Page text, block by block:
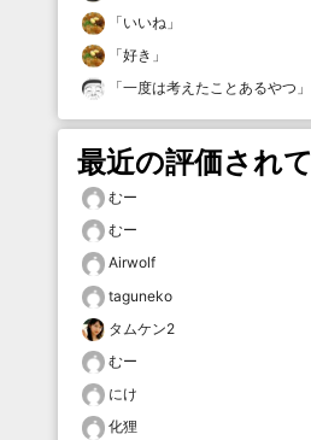
「いいね 」
「好き 」
「一度は考えたことあるやつ 」
最近の評価され
むー
むー
Airwolf
taguneko
タムケン2
むー
にけ
化狸